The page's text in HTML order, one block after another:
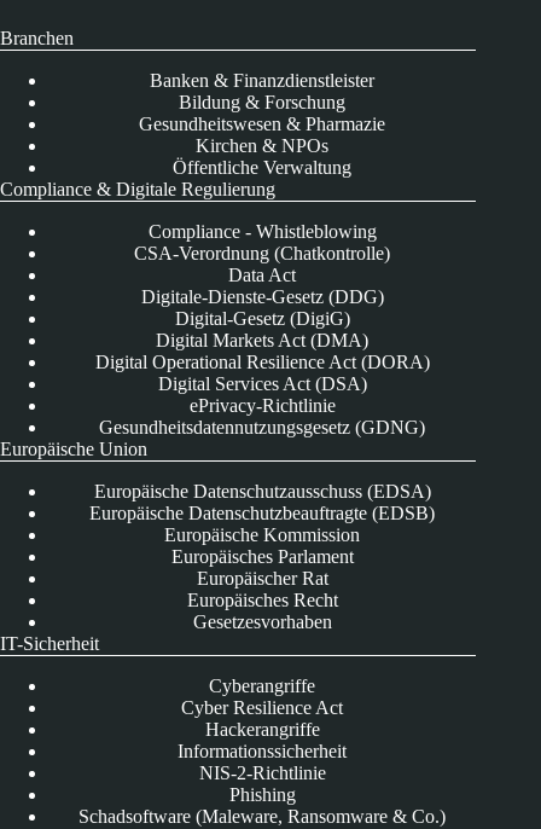
Branchen
Banken & Finanzdienstleister
Bildung & Forschung
Gesundheitswesen & Pharmazie
Kirchen & NPOs
Öffentliche Verwaltung
Compliance & Digitale Regulierung
Compliance - Whistleblowing
CSA-Verordnung (Chatkontrolle)
Data Act
Digitale-Dienste-Gesetz (DDG)
Digital-Gesetz (DigiG)
Digital Markets Act (DMA)
Digital Operational Resilience Act (DORA)
Digital Services Act (DSA)
ePrivacy-Richtlinie
Gesundheitsdatennutzungsgesetz (GDNG)
Europäische Union
Europäische Datenschutzausschuss (EDSA)
Europäische Datenschutzbeauftragte (EDSB)
Europäische Kommission
Europäisches Parlament
Europäischer Rat
Europäisches Recht
Gesetzesvorhaben
IT-Sicherheit
Cyberangriffe
Cyber Resilience Act
Hackerangriffe
Informationssicherheit
NIS-2-Richtlinie
Phishing
Schadsoftware (Maleware, Ransomware & Co.)